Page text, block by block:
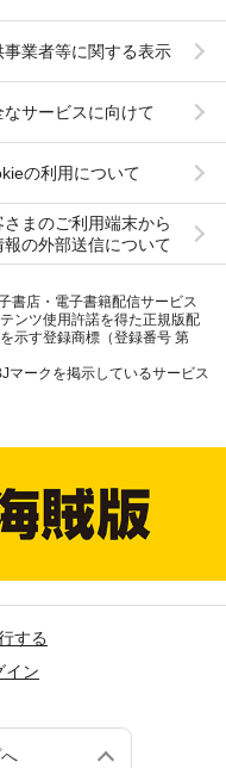
事業者等に関する表示
なサービスに向けて
の利用について
さまのご利用端末から
報の外部送信について
書店・電子書籍配信サービス
ンツ使用許諾を得た正規版配
示す登録商標（登録番号 第
マークを掲示しているサービス
する
イン